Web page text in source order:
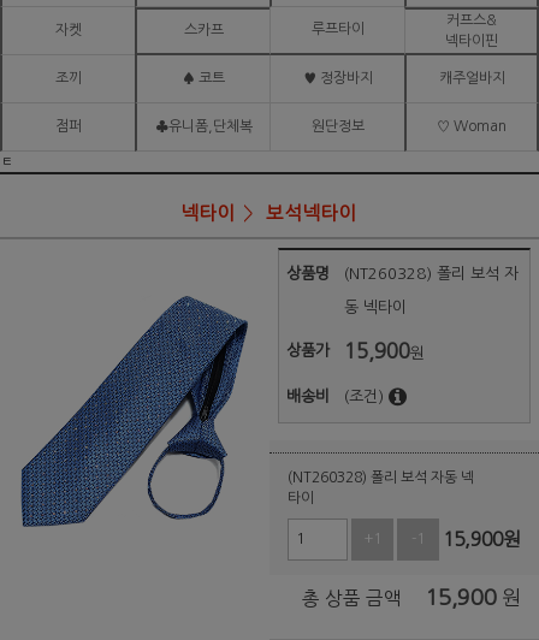
자켓 스카프 루프타이
커프스&
넥타이핀
조끼 ♠ 코트 ♥ 정장바지 캐주얼바지
점퍼 ♣유니폼,단체복 원단정보 ♡ Woman
ㅌ
넥타이 보석넥타이
상품명 (NT260328) 폴리 보석 자
동 넥타이
상품가 15,900원
배송비 (조건)
(NT260328) 폴리 보석 자동 넥
타이
+1 -1 15,900원
총 상품 금액 15,900 원